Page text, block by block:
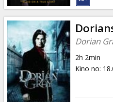
Dorian
2h 2min
Kino no: